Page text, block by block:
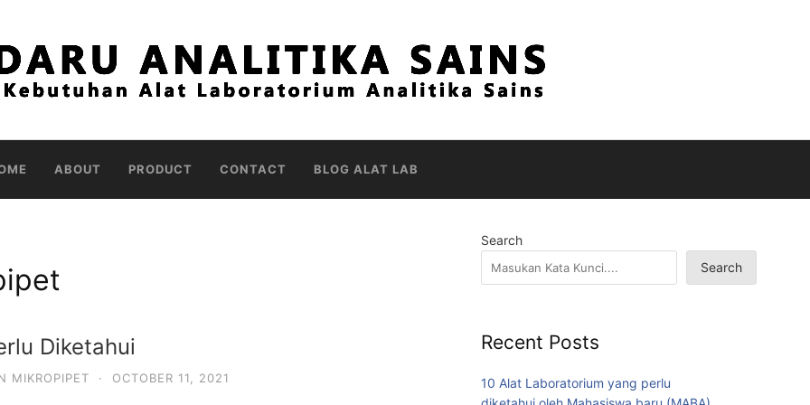
ABOUT PRODUCT CONTACT BLOG ALAT LAB
Diketahui
MIKROPIPET · OCTOBER 11, 2021
Search
Search
Recent Posts
10 Alat Laboratorium yang perlu